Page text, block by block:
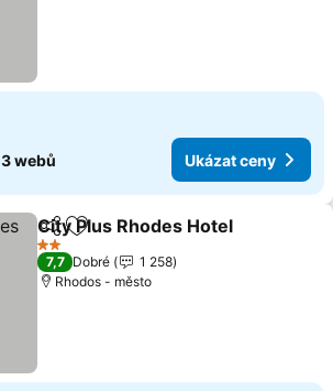
3 webů Ukázat ceny
SdíletPřidat na seznam oblíbených
City Plus Rhodes Hotel
2 Počet hvězdiček
7,7 Dobré
1 258
Rhodos - město